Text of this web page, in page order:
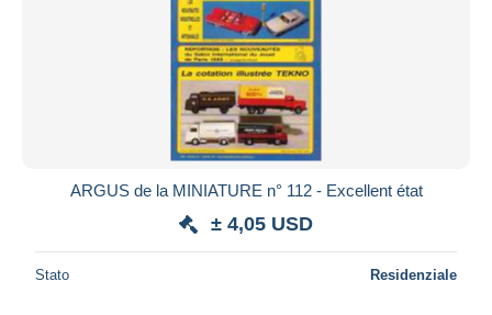
ARGUS de la MINIATURE n° 112 - Excellent état
± 4,05 USD
Stato Residenziale